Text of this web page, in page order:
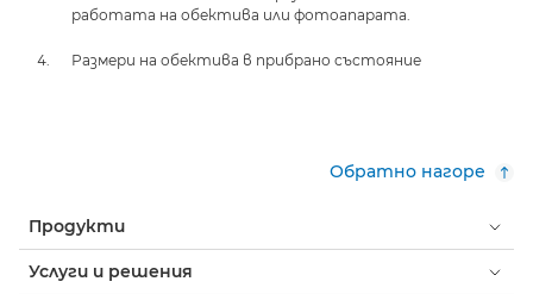
работата на обектива или фотоапарата.
Размери на обектива в прибрано състояние
Обратно нагоре
Продукти
Услуги и решения